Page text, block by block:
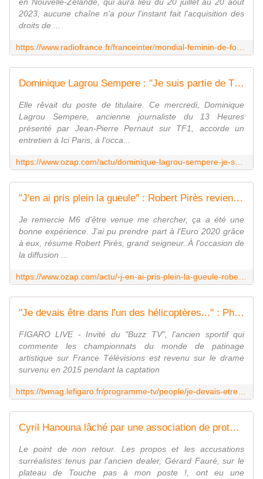
2023, aucune chaîne n'a pour l'instant fait l'acquisition des
droits de ...
Dominique Lagrou Sempere : "Je suis partie de TF1 car je n'étais plus heureuse"
Elle rêvait du poste de titulaire. Ce mercredi, Dominique
Lagrou Sempere, ancienne journaliste du 13 Heures
présenté par Jean-Pierre Pernaut sur TF1, accorde un
entretien à Ici Paris, à l'occa...
"J'en ai pris plein la gueule" : Robert Pirès revient sur son expérience de commentateur de l'Euro sur M6
Je remercie M6 d'être venue me chercher, ça a été une
bonne expérience. J'ai pu prendre part à l'Euro 2020 grâce
à eux, résume Robert Pirès, grand seigneur. À l'occasion de
la diffusion ...
"Je devais être dans l'un des hélicoptères..." : Philippe Candeloro toujours hanté par le tournage de "Dropped"
FIGARO LIVE - Invité du "Buzz TV", l'ancien sportif qui
commente les championnats du monde de patinage
artistique sur France Télévisions est revenu sur le drame
survenu en 2015 pendant la captation
Cyril Hanouna lâché par une association de protection de l'enfance après la polémique sur l'adrénochrome
Le point de non retour. Les propos et les accusations
surréalistes tenus par l'ancien dealer, Gérard Fauré, sur le
plateau de Touche pas à mon poste !, ont eu une